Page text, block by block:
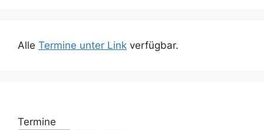
Alle Termine unter Link verfügbar.
Termine